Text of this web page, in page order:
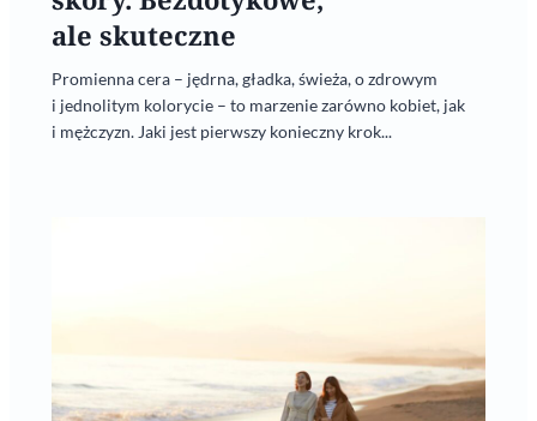
ale skuteczne
Promienna cera – jędrna, gładka, świeża, o zdrowym
i jednolitym kolorycie – to marzenie zarówno kobiet, jak
i mężczyzn. Jaki jest pierwszy konieczny krok...